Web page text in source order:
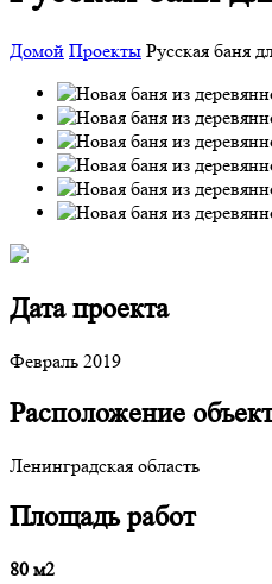
Домой Проекты Русская баня
Дата проекта
Февраль 2019
Расположение
Ленинградская область
Площадь работ
80 м2